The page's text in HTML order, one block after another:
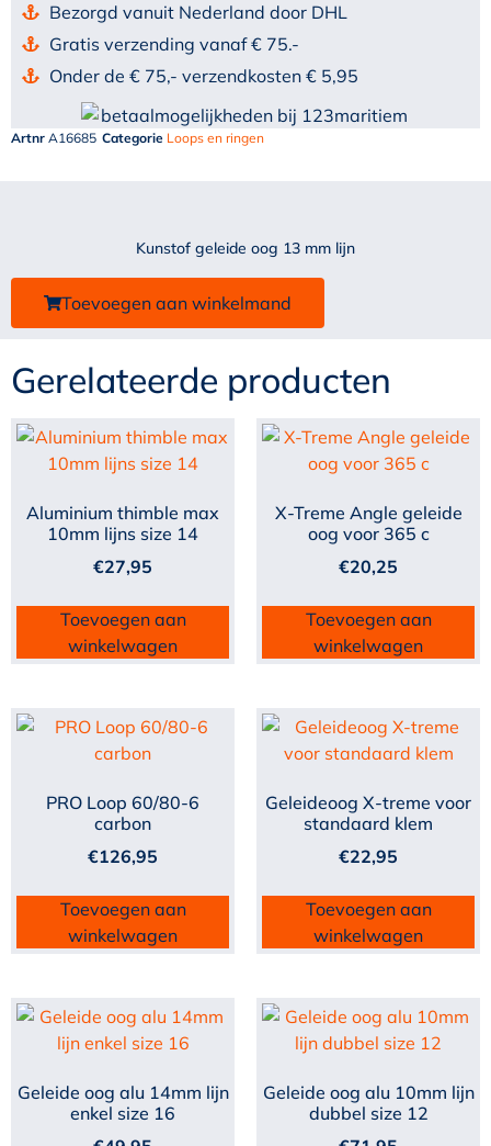
Bezorgd vanuit Nederland door DHL
Gratis verzending vanaf € 75.-
Onder de € 75,- verzendkosten € 5,95
Artnr A16685 Categorie Loops en ringen
Kunstof geleide oog 13 mm lijn
Toevoegen aan winkelmand
Gerelateerde producten
Aluminium thimble max
10mm lijns size 14
€27,95
Toevoegen aan
winkelwagen
X-Treme Angle geleide
oog voor 365 c
€20,25
Toevoegen aan
winkelwagen
PRO Loop 60/80-6
carbon
€126,95
Toevoegen aan
winkelwagen
Geleideoog X-treme voor
standaard klem
€22,95
Toevoegen aan
winkelwagen
Geleide oog alu 14mm lijn
enkel size 16
Geleide oog alu 10mm lijn
dubbel size 12